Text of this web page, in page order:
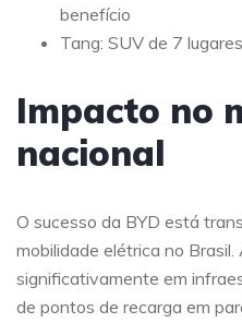
benefício
Tang: SUV de 7
Impacto no
nacional
O sucesso da BYD está
mobilidade elétrica no
significativamente em
de pontos de recarga em